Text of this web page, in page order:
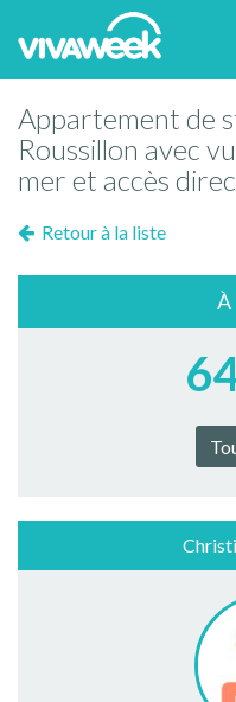
Appartement de
Roussillon avec
mer et accès
Retour à la liste
À